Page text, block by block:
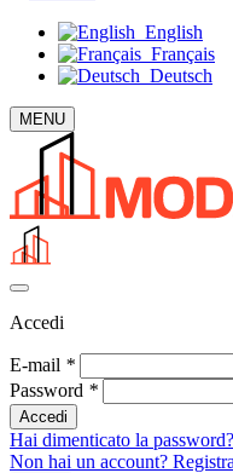
English
Français
Deutsch
MENU
Accedi
E-mail *
Password *
Accedi
Hai dimenticato la password?
Non hai un account?